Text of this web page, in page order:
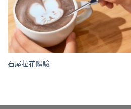
石屋拉花體驗